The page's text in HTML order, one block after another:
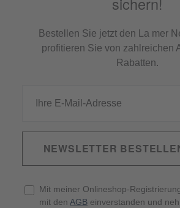
Bestellen Sie jetzt den La mer
profitieren Sie von zahlreichen
Rabatten.
NEWSLETTER
Mit meiner Onlineshop-
mit den AGB einverstanden und